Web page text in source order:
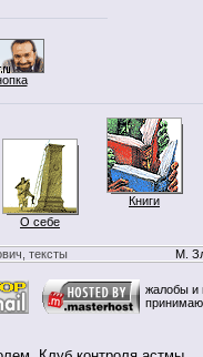
О себе
Книги
тексты М.
жалобы и